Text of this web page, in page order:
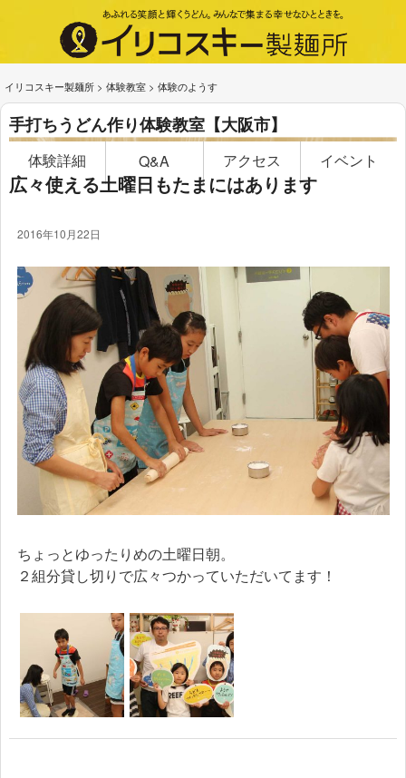
イリコスキー製麺所 > 体験教室 > 体験のようす
手打ちうどん作り体験教室【大阪市】
体験詳細 Q&A アクセス イベント
広々使える土曜日もたまにはあります
2016年10月22日
ちょっとゆったりめの土曜日朝。
２組分貸し切りで広々つかっていただいてます！